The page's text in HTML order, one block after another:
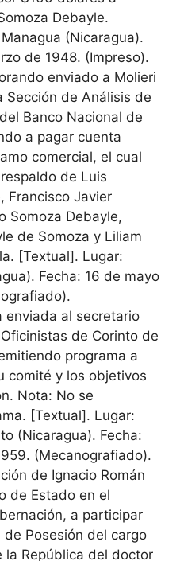
Debayle.
(Nicaragua).
de 1948. (Impreso).
enviado a Molieri
Sección de Análisis de
Banco Nacional de
a pagar cuenta
comercial, el cual
de Luis
Francisco Javier
Somoza Debayle,
de Somoza y Liliam
[Textual]. Lugar:
Fecha: 16 de mayo
enviada al secretario
de Corinto de
programa a
comité y los objetivos
Nota: No se
[Textual]. Lugar:
(Nicaragua). Fecha:
(Mecanografiado).
de Ignacio Román
de Estado en el
a participar
Posesión del cargo
la República del doctor